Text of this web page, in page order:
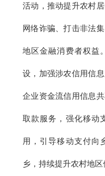
活动，推动提升农村
网络诈骗、打击非法
地区金融消费者权益
设，加强涉农信用信
企业资金流信用信息
取款服务，强化移动
用，引导移动支付向
乡，持续提升农村地区